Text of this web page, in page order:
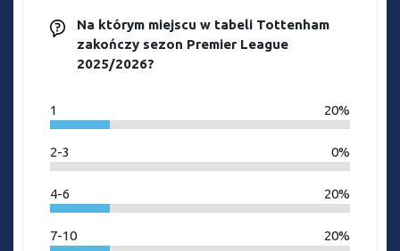
Na którym miejscu w tabeli Tottenham
zakończy sezon Premier League
2025/2026?
1 20%
2-3 0%
4-6 20%
7-10 20%